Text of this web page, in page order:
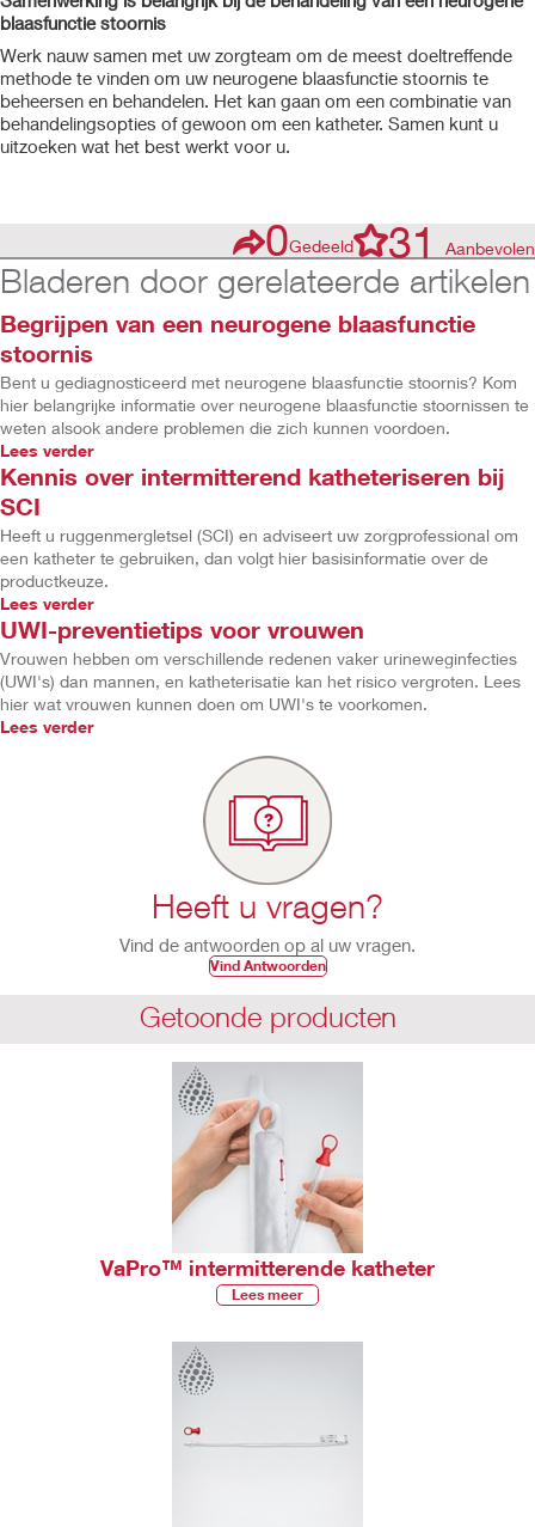
blaasfunctie stoornis
Werk nauw samen met uw zorgteam om de meest doeltreffende
methode te vinden om uw neurogene blaasfunctie stoornis te
beheersen en behandelen. Het kan gaan om een combinatie van
behandelingsopties of gewoon om een katheter. Samen kunt u
uitzoeken wat het best werkt voor u.
0Gedeeld 31 Aanbevolen
Bladeren door gerelateerde artikelen
Begrijpen van een neurogene blaasfunctie
stoornis
Bent u gediagnosticeerd met neurogene blaasfunctie stoornis? Kom
hier belangrijke informatie over neurogene blaasfunctie stoornissen te
weten alsook andere problemen die zich kunnen voordoen.
Lees verder
Kennis over intermitterend katheteriseren bij
SCI
Heeft u ruggenmergletsel (SCI) en adviseert uw zorgprofessional om
een katheter te gebruiken, dan volgt hier basisinformatie over de
productkeuze.
Lees verder
UWI-preventietips voor vrouwen
Vrouwen hebben om verschillende redenen vaker urineweginfecties
(UWI's) dan mannen, en katheterisatie kan het risico vergroten. Lees
hier wat vrouwen kunnen doen om UWI's te voorkomen.
Lees verder
Heeft u vragen?
Vind de antwoorden op al uw vragen.
Vind Antwoorden
Getoonde producten
VaPro™ intermitterende katheter
Lees meer